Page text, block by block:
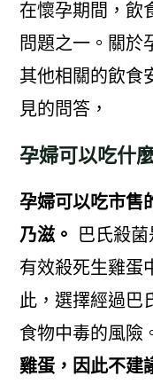
在懷孕期間，飲
問題之一。關於
其他相關的飲食
見的問答，
孕婦可以吃什
孕婦可以吃市售
乃滋。
巴氏殺
有效殺死生雞蛋
此，選擇經過巴
食物中毒的風險
雞蛋，因此不建